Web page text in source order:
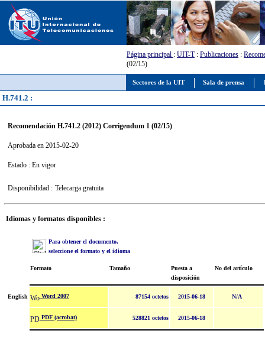
Sectores de la UIT Sala de prensa
Página principal : UIT-T: Publicaciones :
(02/15)
H.741.2 :
Recomendación H.741.2 (2012) Corrigendum 1 (02/15)
Aprobada en 2015-02-20
Estado : En vigor
Disponibilidad : Telecarga gratuita
Idiomas y formatos disponibles :
Para obtener el documento,
seleccione el formato y el idioma
Formato Tamaño
Puesta a
disposición
No del artículo
English Word 2007 87154 octetos 2015-06-18 N/A
PDF (acrobat) 528821 octetos 2015-06-18